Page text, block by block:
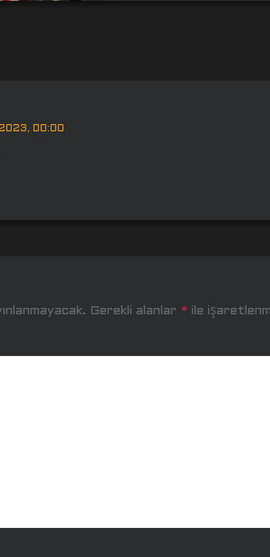
00:00
Gerekli alanlar * ile